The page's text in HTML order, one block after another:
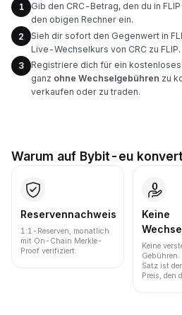
1
Gib den CRC-Betrag, den du in
den obigen Rechner ein.
2
Sieh dir sofort den Gegenwert in
Live-Wechselkurs von CRC zu FLIP.
3
Registriere dich für ein
ganz ohne Wechselgebühren zu
verkaufen oder zu traden.
Warum auf Bybit-eu
Reservennachweis
1:1-Reserven, monatlich
mit On-Chain Merkle-
Proof verifiziert.
Keine
Keine
Gebühren.
Satz ist
Preis, den